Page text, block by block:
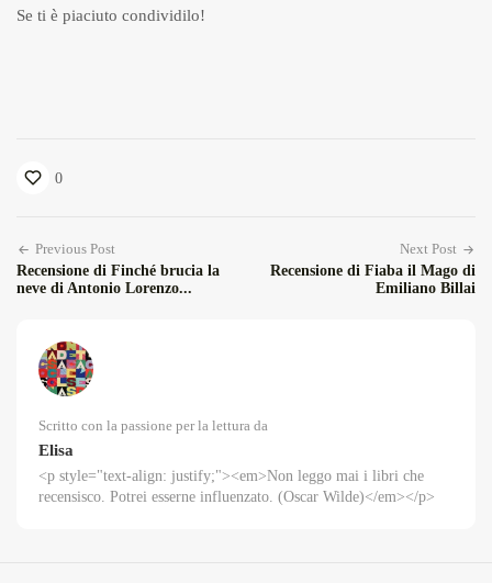
Se ti è piaciuto condividilo!
0
Previous Post
Recensione di Finché brucia la
neve di Antonio Lorenzo...
Next Post
Recensione di Fiaba il Mago di
Emiliano Billai
Scritto con la passione per la lettura da
Elisa
<p style="text-align: justify;"><em>Non leggo mai i libri che
recensisco. Potrei esserne influenzato. (Oscar Wilde)</em></p>